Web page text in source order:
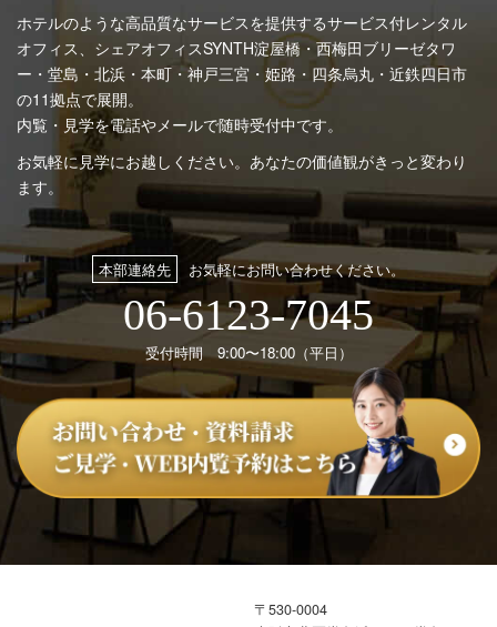
ホテルのような高品質なサービスを提供するサービス付レンタル
オフィス、シェアオフィスSYNTH淀屋橋・西梅田ブリーゼタワ
ー・堂島・北浜・本町・神戸三宮・姫路・四条烏丸・近鉄四日市
の11拠点で展開。
内覧・見学を電話やメールで随時受付中です。
お気軽に見学にお越しください。あなたの価値観がきっと変わり
ます。
本部連絡先 お気軽にお問い合わせください。
06-6123-7045
受付時間 9:00〜18:00（平日）
〒530-0004